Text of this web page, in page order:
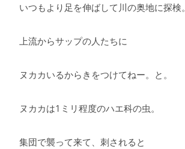
いつもより足を伸ばして川の奥地に探検。
上流からサップの人たちに
ヌカカいるからきをつけてねー。と。
ヌカカは1ミリ程度のハエ科の虫。
集団で襲って来て、刺されると